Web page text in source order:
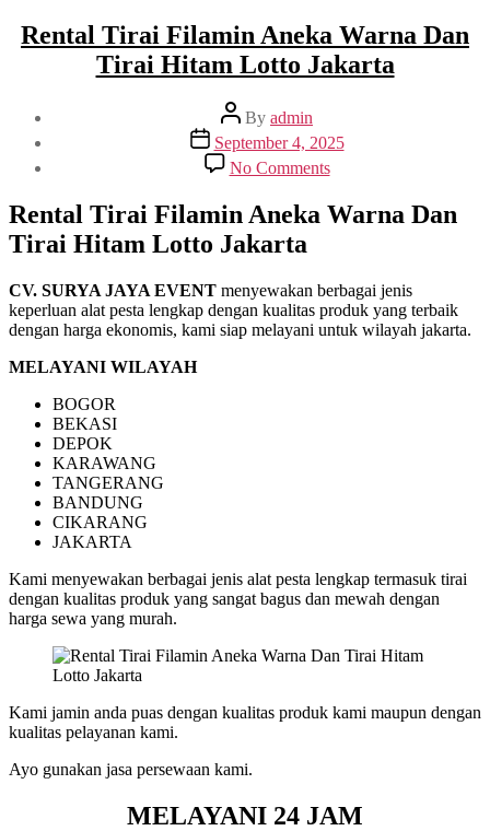
Rental Tirai Filamin Aneka Warna Dan
Tirai Hitam Lotto Jakarta
Post
author
By admin
Post
date
September 4, 2025
No Commentson
Rental
Filamin
Tirai
Hitam
Lotto
Rental Tirai Filamin Aneka Warna Dan
Tirai Hitam Lotto Jakarta
CV. SURYA JAYA EVENT menyewakan berbagai jenis
keperluan alat pesta lengkap dengan kualitas produk yang terbaik
dengan harga ekonomis, kami siap melayani untuk wilayah jakarta.
MELAYANI WILAYAH
BOGOR
BEKASI
DEPOK
KARAWANG
TANGERANG
BANDUNG
CIKARANG
JAKARTA
Kami menyewakan berbagai jenis alat pesta lengkap termasuk tirai
dengan kualitas produk yang sangat bagus dan mewah dengan
harga sewa yang murah.
Kami jamin anda puas dengan kualitas produk kami maupun dengan
kualitas pelayanan kami.
Ayo gunakan jasa persewaan kami.
MELAYANI 24 JAM